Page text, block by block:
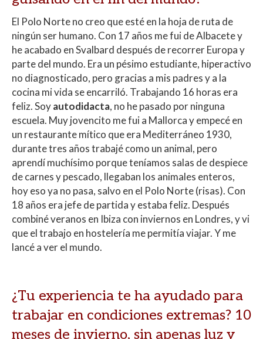
El Polo Norte no creo que esté en la hoja de ruta de
ningún ser humano. Con 17 años me fui de Albacete y
he acabado en Svalbard después de recorrer Europa y
parte del mundo. Era un pésimo estudiante, hiperactivo
no diagnosticado, pero gracias a mis padres y a la
cocina mi vida se encarriló. Trabajando 16 horas era
feliz. Soyautodidacta, no he pasado por ninguna
escuela. Muy jovencito me fui a Mallorca y empecé en
un restaurante mítico que era Mediterráneo 1930,
durante tres años trabajé como un animal, pero
aprendí muchísimo porque teníamos salas de despiece
de carnes y pescado, llegaban los animales enteros,
hoy eso ya no pasa, salvo en el Polo Norte (risas). Con
18 años era jefe de partida y estaba feliz. Después
combiné veranos en Ibiza con inviernos en Londres, y vi
que el trabajo en hostelería me permitía viajar. Y me
lancé a ver el mundo.
¿Tu experiencia te ha ayudado para
trabajar en condiciones extremas? 10
meses de invierno, sin apenas luz y